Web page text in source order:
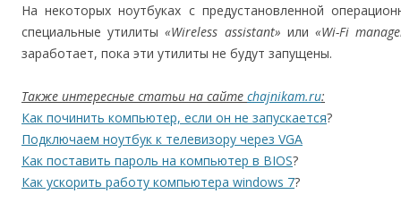
На некоторых ноутбуках с предустановленной
специальные утилиты«Wireless assistant» или«Wi-Fi
заработает, пока эти утилиты не будут запущены.
Также интересные статьи на сайте chajnikam.ru:
Как починить компьютер, если он не запускается?
Подключаем ноутбук к телевизору через VGA
Как поставить пароль на компьютер в BIOS?
Как ускорить работу компьютера windows 7?